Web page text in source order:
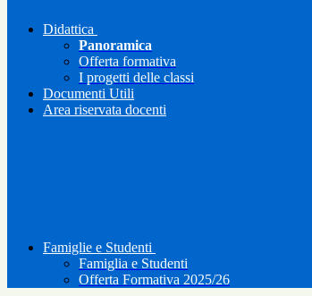
Didattica
Panoramica
Offerta formativa
I progetti delle classi
Documenti Utili
Area riservata docenti
Famiglie e Studenti
Famiglia e Studenti
Offerta Formativa 2025/26